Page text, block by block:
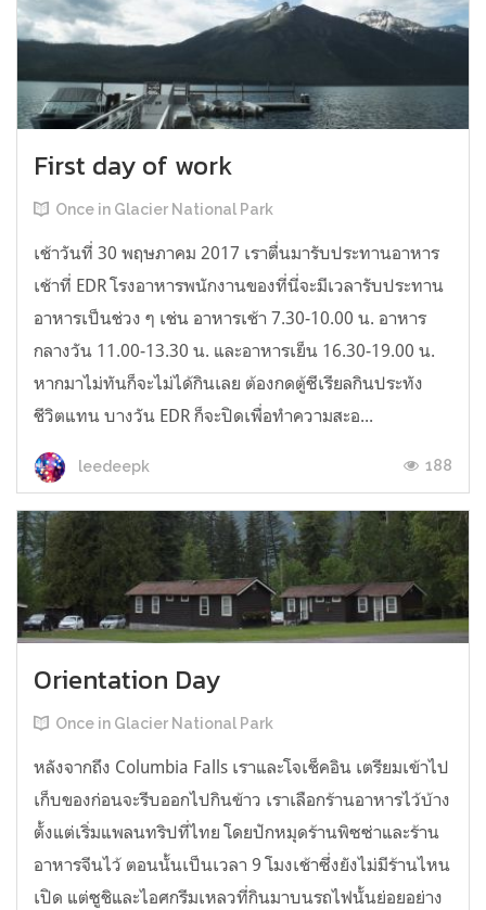
First day of work
Once in Glacier National Park
เช้าวันที่ 30 พฤษภาคม 2017 เราตื่นมารับประทานอาหาร
เช้าที่ EDR โรงอาหารพนักงานของที่นี่จะมีเวลารับประทาน
อาหารเป็นช่วง ๆ เช่น อาหารเช้า 7.30-10.00 น. อาหาร
กลางวัน 11.00-13.30 น. และอาหารเย็น 16.30-19.00 น.
หากมาไม่ทันก็จะไม่ได้กินเลย ต้องกดตู้ซีเรียลกินประทัง
ชีวิตแทน บางวัน EDR ก็จะปิดเพื่อทำความสะอ...
leedeepk 188
Orientation Day
Once in Glacier National Park
หลังจากถึง Columbia Falls เราและโจเช็คอิน เตรียมเข้าไป
เก็บของก่อนจะรีบออกไปกินข้าว เราเลือกร้านอาหารไว้บ้าง
ตั้งแต่เริ่มแพลนทริปที่ไทย โดยปักหมุดร้านพิซซ่าและร้าน
อาหารจีนไว้ ตอนนั้นเป็นเวลา 9 โมงเช้าซึ่งยังไม่มีร้านไหน
เปิด แต่ซูชิและไอศกรีมเหลวที่กินมาบนรถไฟนั้นย่อยอย่าง